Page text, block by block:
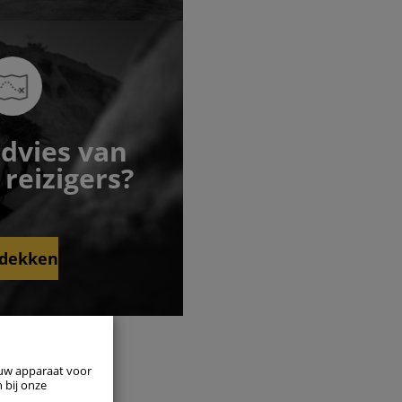
van
apparaat voor
bij onze